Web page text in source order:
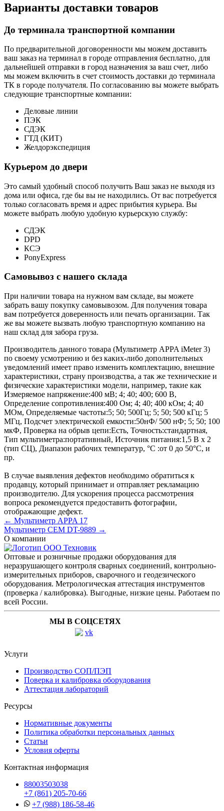
Варианты доставки товаров
До терминала транспортной компании
По предварительной договоренности мы можем доставить
ваш заказ на терминал в городе отправления бесплатно, для
дальнейшей отправки в город назначения за ваш счет, либо
мы можем включить в счет стоимость доставки до терминала
ТК в городе получателя. По согласованию вы можете выбрать
следующие транспортные компании:
Деловые линии
ПЭК
СДЭК
ГТД (КИТ)
Желдорэкспедиция
Курьером до двери
Это самый удобный способ получить Ваш заказ не выходя из
дома или офиса, где бы вы не находились. От вас потребуется
только согласовать время и адрес прибытия курьера. Вы
можете выбрать любую удобную курьерскую службу:
СДЭК
DPD
КСЭ
PonyExpress
Самовывоз с нашего склада
При наличии товара на нужном вам складе, вы можете
забрать вашу покупку самовывозом. Для получения товара
вам потребуется доверенность или печать организации. Так
же вы можете вызвать любую транспортную компанию на
наш склад для забора груза.
Производитель данного товара (Мультиметр APPA iMeter 3)
по своему усмотрению и без каких-либо дополнительных
уведомлений имеет право изменить комплектацию, внешние
характеристики, страну производства, а так же технические и
физические характеристики модели, например, такие как
Измеряемое напряжение:400 мВ; 4; 40; 400; 600 В,
Определение сопротивления:400 Ом; 4; 40; 400 кОм; 4; 40
МОм, Определяемые частоты:5; 50; 500Гц; 5; 50; 500 кГц; 5
МГц, Подсчет электрической емкости:50нФ/ 500 нФ; 5; 50; 100
мкФ, Проверка на обрыв цепи:Есть, Точность:стандартная,
Тип мультиметра:портативный, Источник питания:1,5 В х 2
(тип СЦ), Диапазон рабочих температур, °C :от 0 до 50°С, и
пр.
В случае выявления дефектов необходимо обратиться к
продавцу, который принимает и отправляет рекламацию
производителю. Для ускорения процесса рассмотрения
вопроса рекомендуется предоставить фотографии,
отображающие дефект.
← Мультиметр APPA 17
Мультиметр CEM DT-9889 →
О компании
Оптовые и розничные продажи оборудования для
неразрушающего контроля сварных соединений, контрольно-
измерительных приборов, сварочного и геодезического
оборудования. Метрологическая аттестация инструментов
(проверка / калибровка). Выгодные, низкие цены. Работаем по
всей России.
МЫ В СОЦСЕТЯХ
Услуги
Производство СОП/ПЭП
Поверка и калибровка оборудования
Аттестация лабораторий
Ресурсы
Нормативные документы
Политика обработки персональных данных
Статьи
Условия оферты
Контактная информация
88003503038
+7 (861) 205-70-66
+7 (988) 186-58-46